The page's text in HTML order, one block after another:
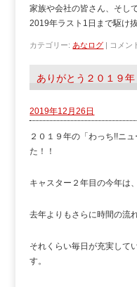
家族や会社の皆さん、そし
2019年ラスト1日まで駆け
カテゴリー: あなログ | コメン
ありがとう２０１９年
2019年12月26日
２０１９年の「わっち!!ニ
た！！
キャスター２年目の今年は、
去年よりもさらに時間の流
それくらい毎日が充実して
す。